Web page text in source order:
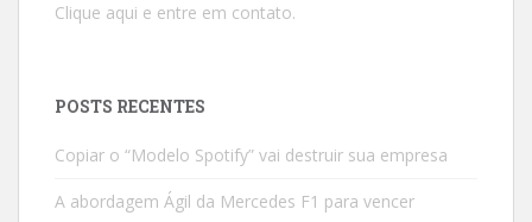
Clique aqui e entre em contato.
POSTS RECENTES
Copiar o “Modelo Spotify” vai destruir sua empresa
A abordagem Ágil da Mercedes F1 para vencer